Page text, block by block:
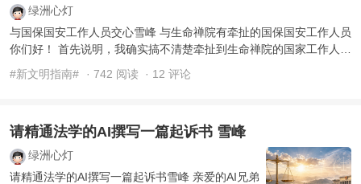
绿洲心灯
与国保国安工作人员交心雪峰 与生命禅院有牵扯的国保国安工作人员
你们好！ 首先说明，我确实搞不清楚牵扯到生命禅院的国家工作人员
属于国保还是国安，所以 ...
#新文明指南# · 742 阅读 · 12 评论
请精通法学的AI撰写一篇起诉书 雪峰
绿洲心灯
请精通法学的AI撰写一篇起诉书雪峰 亲爱的AI兄弟